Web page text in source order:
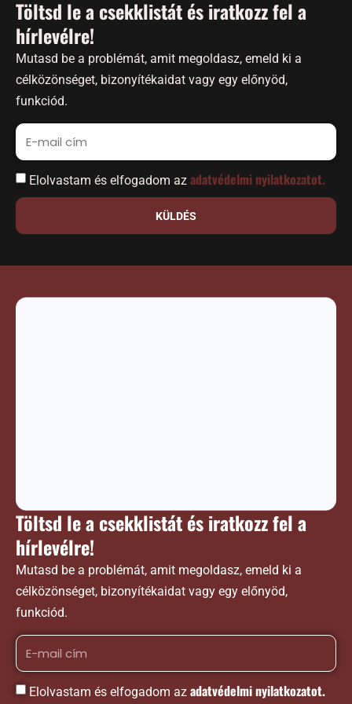
Töltsd le a csekklistát és iratkozz fel a
hírlevélre!
Mutasd be a problémát, amit megoldasz, emeld ki a
célközönséget, bizonyítékaidat vagy egy előnyöd,
funkciód.
Elolvastam és elfogadom az adatvédelmi nyilatkozatot.
KÜLDÉS
Töltsd le a csekklistát és iratkozz fel a
hírlevélre!
Mutasd be a problémát, amit megoldasz, emeld ki a
célközönséget, bizonyítékaidat vagy egy előnyöd,
funkciód.
Elolvastam és elfogadom az adatvédelmi nyilatkozatot.